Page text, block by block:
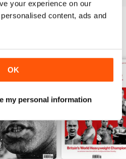
your experience on our
content, ads and
OK
my personal information